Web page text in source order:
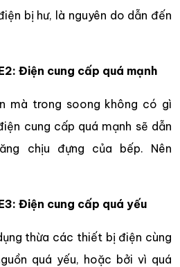
bị hư, là nguyên do dẫn đến
Điện cung cấp quá mạnh
mà trong soong không có gì
cung cấp quá mạnh sẽ dẫn
chịu đựng của bếp. Nên
Điện cung cấp quá yếu
thừa các thiết bị điện cùng
quá yếu, hoặc bởi vì quá